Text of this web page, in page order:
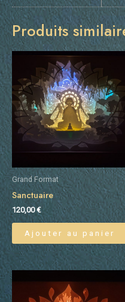
Produits
Grand Format
Sanctuaire
120,00€
Ajouter au panier